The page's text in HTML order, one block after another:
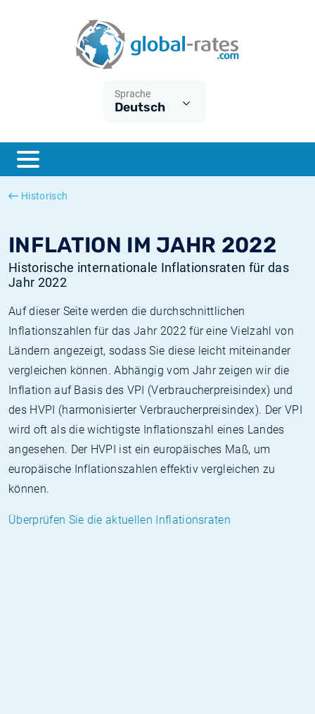
Sprache
Deutsch
Historisch
INFLATION IM JAHR 2022
Historische internationale Inflationsraten für das
Jahr 2022
Auf dieser Seite werden die durchschnittlichen
Inflationszahlen für das Jahr 2022 für eine Vielzahl von
Ländern angezeigt, sodass Sie diese leicht miteinander
vergleichen können. Abhängig vom Jahr zeigen wir die
Inflation auf Basis des VPI (Verbraucherpreisindex) und
des HVPI (harmonisierter Verbraucherpreisindex). Der VPI
wird oft als die wichtigste Inflationszahl eines Landes
angesehen. Der HVPI ist ein europäisches Maß, um
europäische Inflationszahlen effektiv vergleichen zu
können.
Überprüfen Sie die aktuellen Inflationsraten
ESTER
SONIA
Was ist die VPI-Inflation?
Was ist die HVPI-Inflation?
Deutsche inflation
Europäische inflation
Historische Euribor-Sätze
Historische ESTER-Sätze
Historische SOFR-Sätze
Historische SONIA-Sätze
Inflationsrechner